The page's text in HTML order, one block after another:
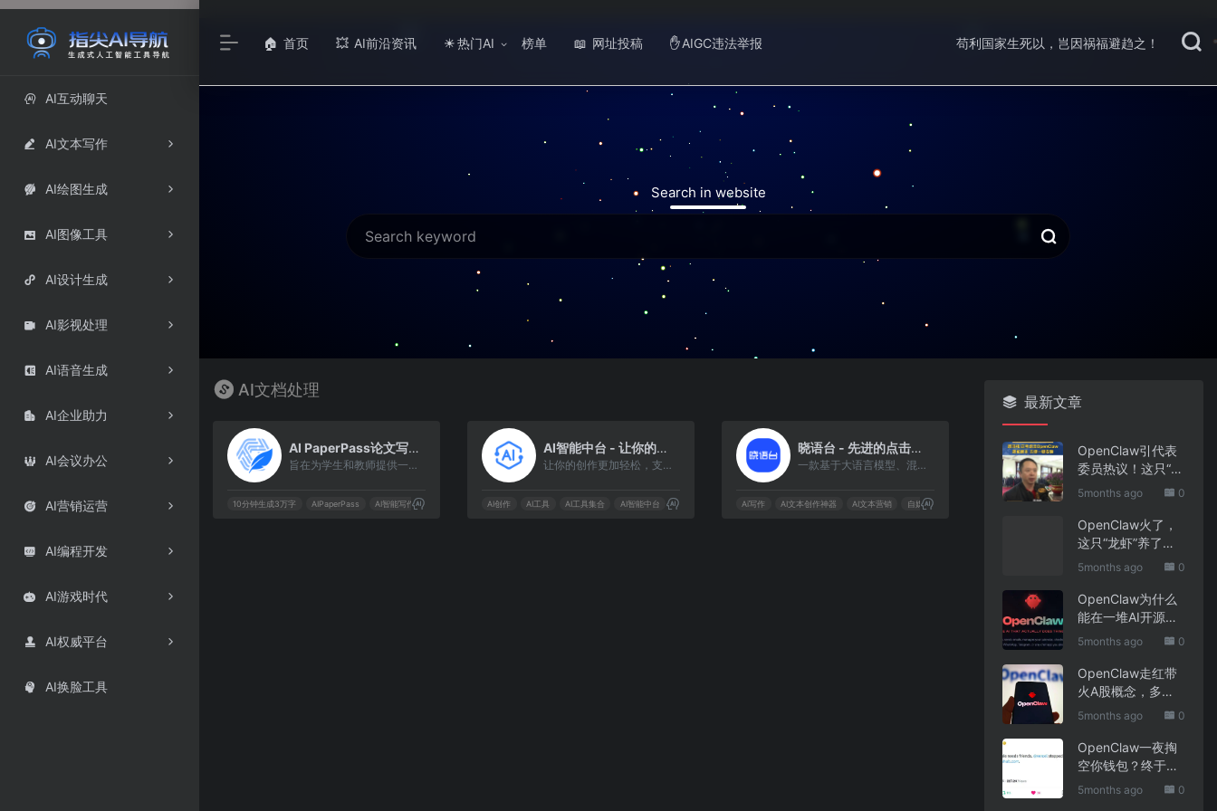
 AI互动聊天
 AI文本写作
 AI绘图生成
 AI图像工具
 AI设计生成
 AI影视处理
 AI语音生成
 AI企业助力
 AI会议办公
 AI营销运营
 AI编程开发
 AI游戏时代
 AI权威平台
 AI换脸工具
🏠 首页 💥 AI前沿资讯 ☀ 热门AI 榜单 📖 网址投稿 ✋ AIGC违法举报 苟利国家生死以，岂因祸福避趋之！
Search in website
AI文档处理
AI PaperPass论文写作平台 - AI智能速写论文降重平台
旨在为学生和教师提供一个完整的论文写作解决方案
10分钟生成3万字 AIPaperPass AI智能写作
AI智能中台 - 让你的AI创作更加轻松
让你的创作更加轻松，支持多种风格，让你的创作更加丰富
AI创作 AI工具 AI工具集合 AI智能中台
晓语台 - 先进的点击式文本创作平台
一款基于大语言模型、混合大模型和AIGC技术研发的智能创作平台
Ai写作 AI文本创作神器 AI文本营销 自媒体人神器
最新文章
OpenClaw引代表
委员热议！这只“AI
龙虾”到底有
多“神”？｜科技观
察
5months ago 0
OpenClaw火了，
这只“龙虾”养了也
要防
5months ago 0
OpenClaw为什么
能在一堆AI开源软
件里跑出来？给开
源项目的三点启示
5months ago 0
OpenClaw走红带
火A股概念，多家
上市公司火速回应
5months ago 0
OpenClaw一夜掏
空你钱包？终于有
人管管了
5months ago 0